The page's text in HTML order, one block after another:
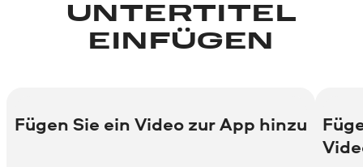
UNTERTITEL
EINFÜGEN
Fügen Sie ein Video zur App hinzu